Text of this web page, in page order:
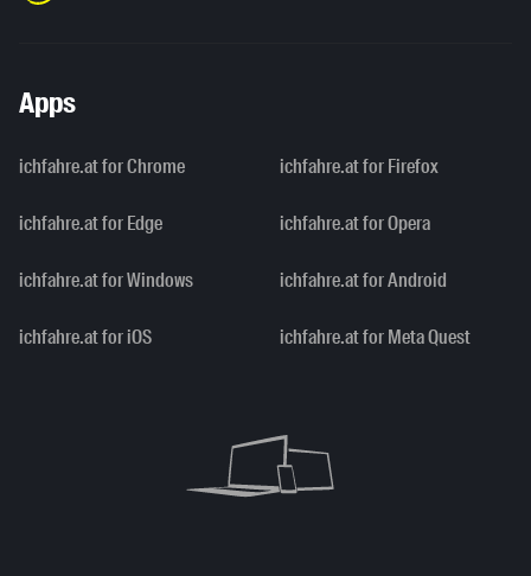
Apps
ichfahre.at for Chrome ichfahre.at for Firefox
ichfahre.at for Edge ichfahre.at for Opera
ichfahre.at for Windows ichfahre.at for Android
ichfahre.at for iOS ichfahre.at for Meta Quest